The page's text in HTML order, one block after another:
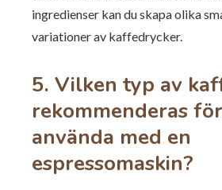
ingredienser kan du skapa olika
variationer av kaffedrycker.
5. Vilken typ av
rekommenderas
använda med en
espressomaskin?